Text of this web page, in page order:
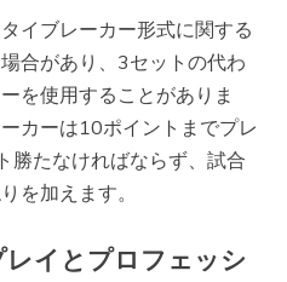
イブレーカー形式に関する
合があり、3セットの代わ
を使用することがありま
カーは10ポイントまでプレ
勝たなければならず、試合
を加えます。
イとプロフェッシ